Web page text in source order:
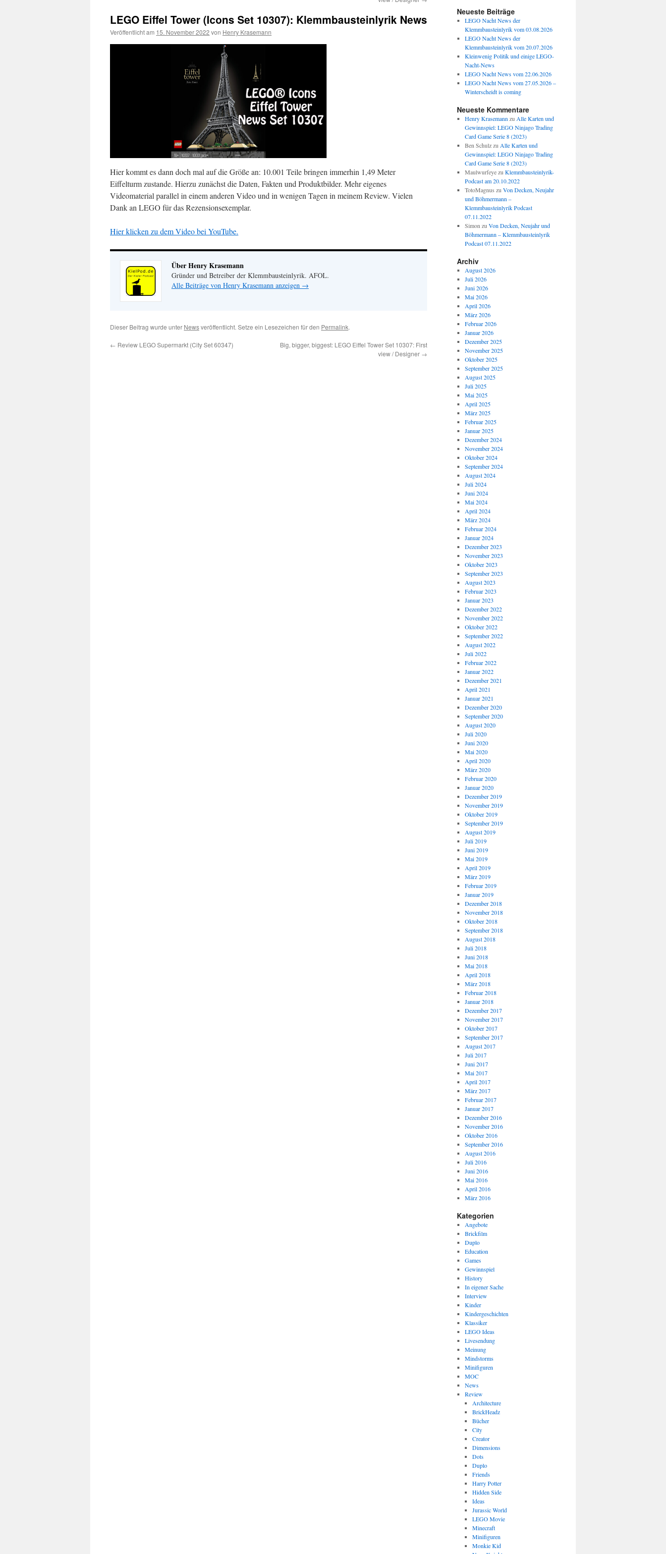
LEGO Eiffel Tower (Icons Set 10307): Klemmbausteinlyrik News
Veröffentlicht am 15. November 2022 von Henry Krasemann
Hier kommt es dann doch mal auf die Größe an: 10.001 Teile bringen immerhin 1,49 Meter
Eiffelturm zustande. Hierzu zunächst die Daten, Fakten und Produktbilder. Mehr eigenes
Videomaterial parallel in einem anderen Video und in wenigen Tagen in meinem Review. Vielen
Dank an LEGO für das Rezensionsexemplar.
Hier klicken zu dem Video bei YouTube.
Über Henry Krasemann
Gründer und Betreiber der Klemmbausteinlyrik. AFOL.
Alle Beiträge von Henry Krasemann anzeigen →
Dieser Beitrag wurde unter Newsveröffentlicht. Setze ein Lesezeichen für den Permalink.
← Review LEGO Supermarkt (City Set 60347)
Big, bigger, biggest: LEGO Eiffel Tower Set 10307: First
view / Designer →
Neueste Beiträge
LEGO Nacht News der
Klemmbausteinlyrik vom 03.08.2026
LEGO Nacht News der
Klemmbausteinlyrik vom 20.07.2026
Kleinwenig Politik und einige LEGO-
Nacht-News
LEGO Nacht News vom 22.06.2026
LEGO Nacht News vom 27.05.2026 –
Winterscheidt is coming
Neueste Kommentare
Henry Krasemann zu Alle Karten und
Gewinnspiel: LEGO Ninjago Trading
Card Game Serie 8 (2023)
Ben Schulzzu Alle Karten und
Gewinnspiel: LEGO Ninjago Trading
Card Game Serie 8 (2023)
Maulwurfeyezu Klemmbausteinlyrik-
Podcast am 20.10.2022
TotoMagnus zu Von Decken, Neujahr
und Böhmermann –
Klemmbausteinlyrik Podcast
07.11.2022
Simon zu Von Decken, Neujahr und
Böhmermann – Klemmbausteinlyrik
Podcast 07.11.2022
Archiv
August 2026
Juli 2026
Juni 2026
Mai 2026
April 2026
März 2026
Februar 2026
Januar 2026
Dezember 2025
November 2025
Oktober 2025
September 2025
August 2025
Juli 2025
Mai 2025
April 2025
März 2025
Februar 2025
Januar 2025
Dezember 2024
November 2024
Oktober 2024
September 2024
August 2024
Juli 2024
Juni 2024
Mai 2024
April 2024
März 2024
Februar 2024
Januar 2024
Dezember 2023
November 2023
Oktober 2023
September 2023
August 2023
Februar 2023
Januar 2023
Dezember 2022
November 2022
Oktober 2022
September 2022
August 2022
Juli 2022
Februar 2022
Januar 2022
Dezember 2021
April 2021
Januar 2021
Dezember 2020
September 2020
August 2020
Juli 2020
Juni 2020
Mai 2020
April 2020
März 2020
Februar 2020
Januar 2020
Dezember 2019
November 2019
Oktober 2019
September 2019
August 2019
Juli 2019
Juni 2019
Mai 2019
April 2019
März 2019
Februar 2019
Januar 2019
Dezember 2018
November 2018
Oktober 2018
September 2018
August 2018
Juli 2018
Juni 2018
Mai 2018
April 2018
März 2018
Februar 2018
Januar 2018
Dezember 2017
November 2017
Oktober 2017
September 2017
August 2017
Juli 2017
Juni 2017
Mai 2017
April 2017
März 2017
Februar 2017
Januar 2017
Dezember 2016
November 2016
Oktober 2016
September 2016
August 2016
Juli 2016
Juni 2016
Mai 2016
April 2016
März 2016
Kategorien
Angebote
Brickfilm
Duplo
Education
Games
Gewinnspiel
History
In eigener Sache
Interview
Kinder
Kindergeschichten
Klassiker
LEGO Ideas
Livesendung
Meinung
Mindstorms
Minifiguren
MOC
News
Review
Architecture
BrickHeadz
Bücher
City
Creator
Dimensions
Dots
Duplo
Friends
Harry Potter
Hidden Side
Ideas
Jurassic World
LEGO Movie
Minecraft
Minifiguren
Monkie Kid